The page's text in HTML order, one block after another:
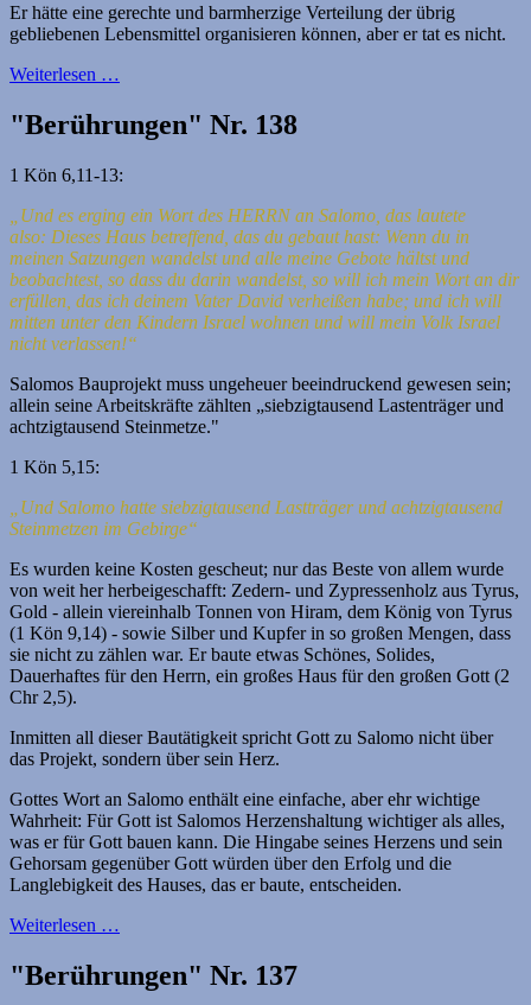
Er hätte eine gerechte und barmherzige Verteilung der übrig
gebliebenen Lebensmittel organisieren können, aber er tat es nicht.
Weiterlesen …
"Berührungen" Nr. 138
1 Kön 6,11-13:
„Und es erging ein Wort des HERRN an Salomo, das lautete
also: Dieses Haus betreffend, das du gebaut hast: Wenn du in
meinen Satzungen wandelst und alle meine Gebote hältst und
beobachtest, so dass du darin wandelst, so will ich mein Wort an dir
erfüllen, das ich deinem Vater David verheißen habe; und ich will
mitten unter den Kindern Israel wohnen und will mein Volk Israel
nicht verlassen!“
Salomos Bauprojekt muss ungeheuer beeindruckend gewesen sein;
allein seine Arbeitskräfte zählten „siebzigtausend Lastenträger und
achtzigtausend Steinmetze."
1 Kön 5,15:
„Und Salomo hatte siebzigtausend Lastträger und achtzigtausend
Steinmetzen im Gebirge“
Es wurden keine Kosten gescheut; nur das Beste von allem wurde
von weit her herbeigeschafft: Zedern- und Zypressenholz aus Tyrus,
Gold - allein viereinhalb Tonnen von Hiram, dem König von Tyrus
(1 Kön 9,14) - sowie Silber und Kupfer in so großen Mengen, dass
sie nicht zu zählen war. Er baute etwas Schönes, Solides,
Dauerhaftes für den Herrn, ein großes Haus für den großen Gott (2
Chr 2,5).
Inmitten all dieser Bautätigkeit spricht Gott zu Salomo nicht über
das Projekt, sondern über sein Herz.
Gottes Wort an Salomo enthält eine einfache, aber ehr wichtige
Wahrheit: Für Gott ist Salomos Herzenshaltung wichtiger als alles,
was er für Gott bauen kann. Die Hingabe seines Herzens und sein
Gehorsam gegenüber Gott würden über den Erfolg und die
Langlebigkeit des Hauses, das er baute, entscheiden.
Weiterlesen …
"Berührungen" Nr. 137